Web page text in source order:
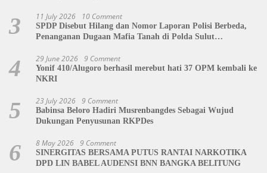
3 11 July 2026 10 Comment
SPDP Disebut Hilang dan Nomor Laporan Polisi Berbeda,
Penanganan Dugaan Mafia Tanah di Polda Sulut
4 29 June 2026 9 Comment
Yonif 410/Alugoro berhasil merebut hati 37 OPM kembali ke
NKRI
5 23 July 2026 9 Comment
Babinsa Beloro Hadiri Musrenbangdes Sebagai Wujud
Dukungan Penyusunan RKPDes
6 8 May 2026 9 Comment
SINERGITAS BERSAMA PUTUS RANTAI NARKOTIKA
DPD LIN BABEL AUDENSI BNN BANGKA BELITUNG